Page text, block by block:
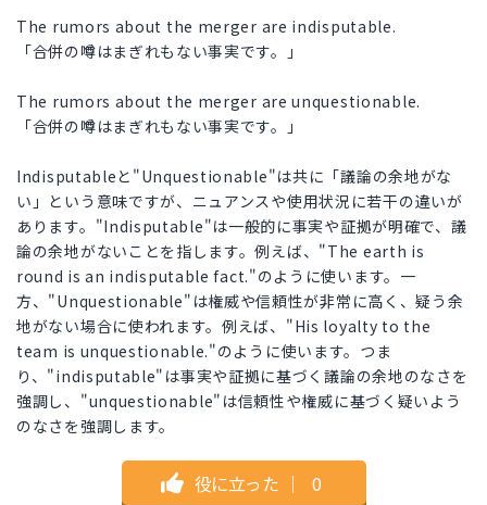
The rumors about the merger are indisputable.
「合併の噂はまぎれもない事実です。」
The rumors about the merger are unquestionable.
「合併の噂はまぎれもない事実です。」
Indisputableと"Unquestionable"は共に「議論の余地がな
い」という意味ですが、ニュアンスや使用状況に若干の違いが
あります。"Indisputable"は一般的に事実や証拠が明確で、議
論の余地がないことを指します。例えば、"The earth is
round is an indisputable fact."のように使います。一
方、"Unquestionable"は権威や信頼性が非常に高く、疑う余
地がない場合に使われます。例えば、"His loyalty to the
team is unquestionable."のように使います。つま
り、"indisputable"は事実や証拠に基づく議論の余地のなさを
強調し、"unquestionable"は信頼性や権威に基づく疑いよう
のなさを強調します。
役に立った ｜ 0